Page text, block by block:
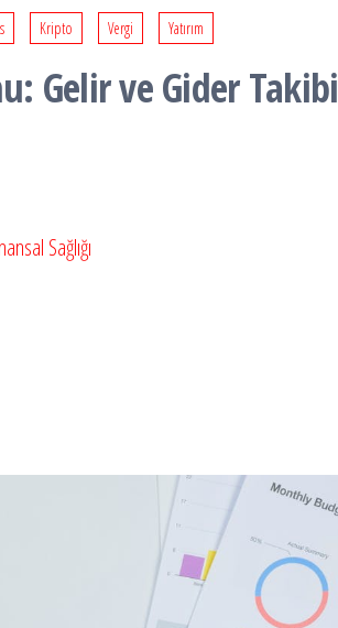
Kripto Vergi Yatırım
Gelir ve Gider Takibi
Sağlığı